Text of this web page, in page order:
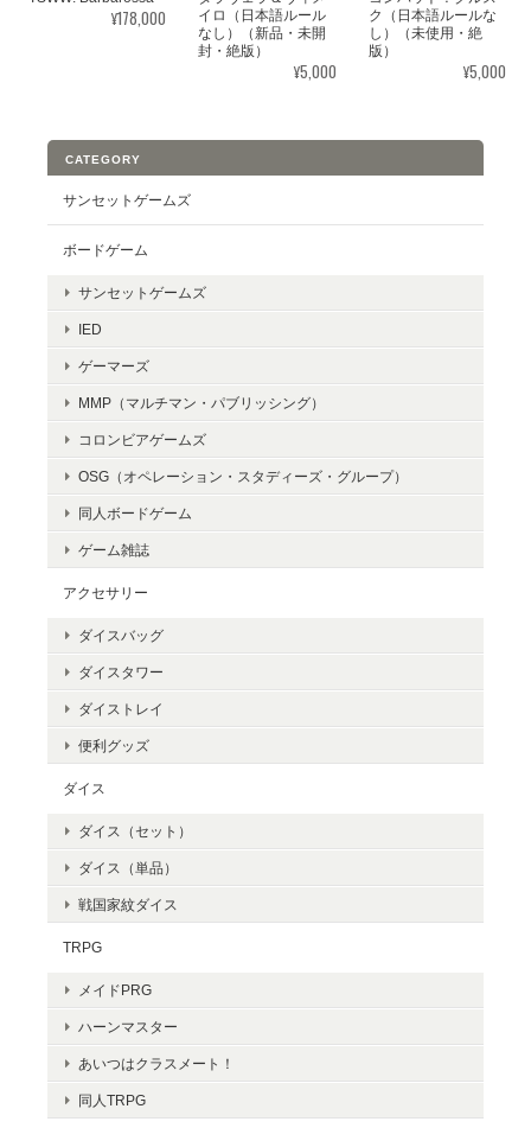
¥178,000
イロ（日本語ルール
なし）（新品・未開
封・絶版）
¥5,000
ク（日本語ルールな
し）（未使用・絶
版）
¥5,000
CATEGORY
サンセットゲームズ
ボードゲーム
サンセットゲームズ
IED
ゲーマーズ
MMP（マルチマン・パブリッシング）
コロンビアゲームズ
OSG（オペレーション・スタディーズ・グループ）
同人ボードゲーム
ゲーム雑誌
アクセサリー
ダイスバッグ
ダイスタワー
ダイストレイ
便利グッズ
ダイス
ダイス（セット）
ダイス（単品）
戦国家紋ダイス
TRPG
メイドPRG
ハーンマスター
あいつはクラスメート！
同人TRPG